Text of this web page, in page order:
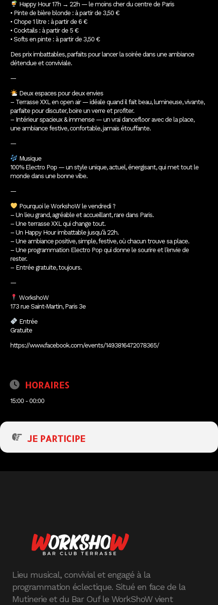
Happy Hour 17h → 22h — le moins cher du centre de Paris
• Pinte de bière blonde : à partir de 3,50 €
• Chope 1 litre : à partir de 6 €
• Cocktails : à partir de 5 €
• Softs en pinte : à partir de 3,50 €
Des prix imbattables, parfaits pour lancer la soirée dans une ambiance
détendue et conviviale.
—
Deux espaces pour deux envies
– Terrasse XXL en open air — idéale quand il fait beau, lumineuse, vivante,
parfaite pour discuter, boire un verre et profiter.
– Intérieur spacieux & immense — un vrai dancefloor avec de la place,
une ambiance festive, confortable, jamais étouffante.
—
Musique
100% Electro Pop — un style unique, actuel, énergisant, qui met tout le
monde dans une bonne vibe.
—
Pourquoi le WorkshoW le vendredi ?
– Un lieu grand, agréable et accueillant, rare dans Paris.
– Une terrasse XXL qui change tout.
– Un Happy Hour imbattable jusqu’à 22h.
– Une ambiance positive, simple, festive, où chacun trouve sa place.
– Une programmation Electro Pop qui donne le sourire et l’envie de
rester.
– Entrée gratuite, toujours.
—
WorkshoW
173 rue Saint‑Martin, Paris 3e
Entrée
Gratuite
https://www.facebook.com/events/1493816472078365/
HORAIRES
15:00 - 00:00
JE PARTICIPE
Lieu musical, convivial et engagé à la
programmation éclectique. Situé en face de la
Mutinerie et du Bar Ouf le WorkShoW vient